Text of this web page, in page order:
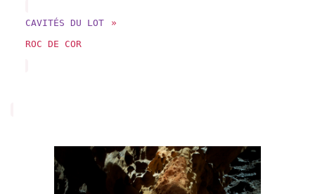
CAVITÉS DU LOT »
ROC DE COR